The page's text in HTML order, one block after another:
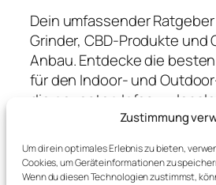
Zustimmung
Um dir ein optimales Erlebnis zu bieten,
Cookies, um Geräteinformationen zu
Wenn du diesen Technologien zustimmst,
Dein umfassender
Grinder, CBD-Produkte und
Anbau. Entdecke die
für den Indoor- und
die neuesten Infos zu
Anfänger und Profis, die
profitieren möchten.